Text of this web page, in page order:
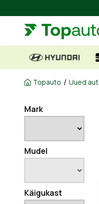
Topauto / Uued
Mark
Mudel
Käigukast